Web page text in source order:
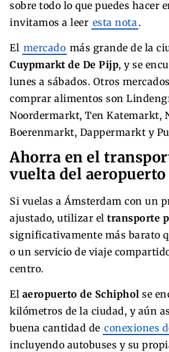
sobre todo lo que puedes hacer
invitamos a leer esta nota.
El mercado más grande de la
Cuypmarkt de De Pijp, y se
lunes a sábados. Otros
comprar alimentos son
Noordermarkt, Ten Katemarkt,
Boerenmarkt, Dappermarkt y
Ahorra en el
vuelta del aeropuerto
Si vuelas a Ámsterdam con un
ajustado, utilizar el transporte
significativamente más barato
o un servicio de viaje
centro.
El aeropuerto de Schiphol se
kilómetros de la ciudad, y aún
buena cantidad de conexiones
incluyendo autobuses y su